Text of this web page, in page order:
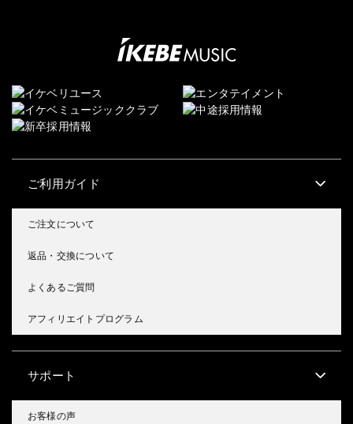
ご利用ガイド
ご注文について
返品・交換について
よくあるご質問
アフィリエイトプログラム
サポート
お客様の声